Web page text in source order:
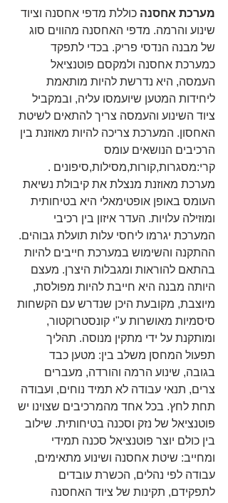
מערכת אחסנה כוללת מדפי אחסנה וציוד
שינוע והרמה. מדפי האחסנה מהווים סוג
של מבנה הנדסי פריק. בכדי לתפקד
כמערכת אחסנה ולמקסם פוטנציאל
העמסה, היא נדרשת להיות מותאמת
ליחידות המטען שיועמסו עליה, ובמקביל
ציוד השינוע והעמסה צריך להתאים לשיטת
האחסון. המערכת צריכה להיות מאוזנת בין
הרכיבים הנושאים עומס
קרי:מסגרות,קורות,מסילות,סיפונים .
מערכת מאוזנת מנצלת את קיבולת נשיאת
העומס באופן אופטימאלי היא בטיחותית
ומוזילה עלויות. העדר איזון בין רכיבי
המערכת יגרמו ליחסי עלות תועלת גבוהים.
ההתקנה והשימוש במערכת חייבים להיות
בהתאם להוראות ומגבלות היצרן. מעצם
היותה מבנה היא חייבת להיות מפולסת,
מיוצבת, מקובעת היכן שנדרש עם הקשחות
סיסמיות מאושרות ע"י קונסטרוקטור,
ומותקנת על ידי מתקין מנוסה. תהליך
תפעול המחסן משלב בין: מטען כבד
בגובה, שינוע הרמה והורדה, מעברים
צרים, תנאי עבודה לא תמיד נוחים, ועבודה
תחת לחץ. בכל אחד מהמרכיבים שצוינו יש
פוטנציאל של נזק וסכנה בטיחותית. שילוב
בין כולם יוצר פוטנציאל סכנה תמידי
ומחייב: שיטת אחסנה ושינוע מתאימים,
עבודה לפי נהלים, הכשרת עובדים
לתפקידם, תקינות של ציוד האחסנה